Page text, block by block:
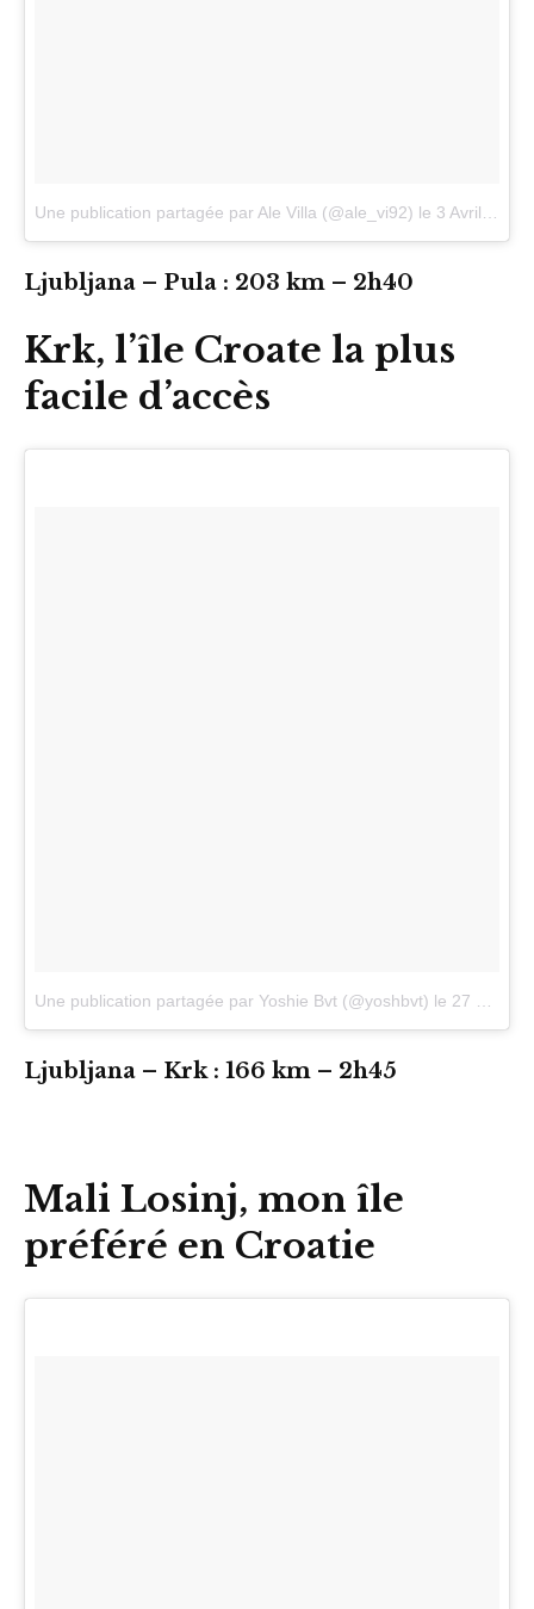
Une publication partagée par Ale Villa (@ale_vi92) le 3 Avril 2017 à 11h15 PDT
Ljubljana – Pula : 203 km – 2h40
Krk, l’île Croate la plus
facile d’accès
Une publication partagée par Yoshie Bvt (@yoshbvt) le 27 Mars 2017 à 13h15 PDT
Ljubljana – Krk : 166 km – 2h45
Mali Losinj, mon île
préféré en Croatie